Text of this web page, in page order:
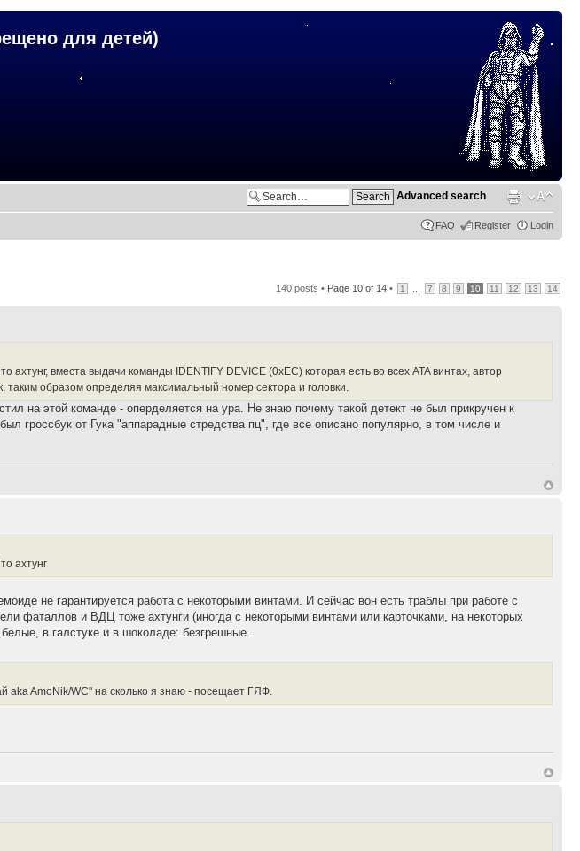
для детей)
Advanced search
FAQ Register Login
140 posts • Page 10 of 14 • 1 7 8 9 10 11 12 13 14
ахтунг, вместа выдачи команды IDENTIFY DEVICE (0xEC) которая есть во всех ATA винтах, автор
таким образом определяя максимальный номер сектора и головки.
на этой команде - оперделяется на ура. Не знаю почему такой детект не был прикручен к
гроссбук от Гука "аппарадные стредства пц", где все описано популярно, в том числе и
ахтунг
не гарантируется работа с некоторыми винтами. И сейчас вон есть траблы при работе с
фаталлов и ВДЦ тоже ахтунги (иногда с некоторыми винтами или карточками, на некоторых
в галстуке и в шоколаде: безгрешные.
aka AmoNik/WC" на сколько я знаю - посещает ГЯФ.